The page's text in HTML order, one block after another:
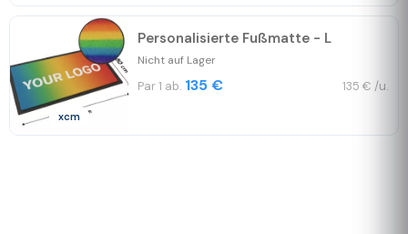
xcm
Personalisierte Fußmatte - L
Nicht auf Lager
Par 1 ab. 135 € 135 € /u.